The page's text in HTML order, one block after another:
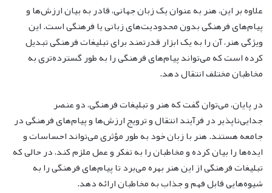
علاوه بر این، هنر به عنوان یک زبان جهانی، قادر به بیان ارزش‌ها و
پیام‌های فرهنگی بدون محدودیت‌های زبانی یا فرهنگی است. این
ویژگی هنر، آن را به یک ابزار قدرتمند برای تبلیغات فرهنگی تبدیل
کرده است که می‌تواند پیام‌های فرهنگی را به طور گسترده‌تری به
مخاطبان مختلف انتقال دهد.
در پایان، می‌توان گفت که هنر و تبلیغات فرهنگی، دو عنصر
جدایی‌ناپذیر در فرآیند انتقال و ترویج ارزش‌ها و پیام‌های فرهنگی در
جامعه هستند. هنر با زبان خود به طور مؤثری می‌تواند احساسات و
ایده‌ها را بیان کرده و مخاطبان را به تفکر و عمل ملزم کند، در حالی که
تبلیغات فرهنگی از این هنر بهره می‌برد تا پیام‌های فرهنگی را به
شیوه‌هایی قابل فهم و جذاب به مخاطبان ارائه دهد.